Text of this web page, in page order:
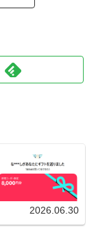
2026.06.30